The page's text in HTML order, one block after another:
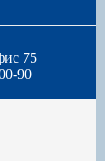
75
90